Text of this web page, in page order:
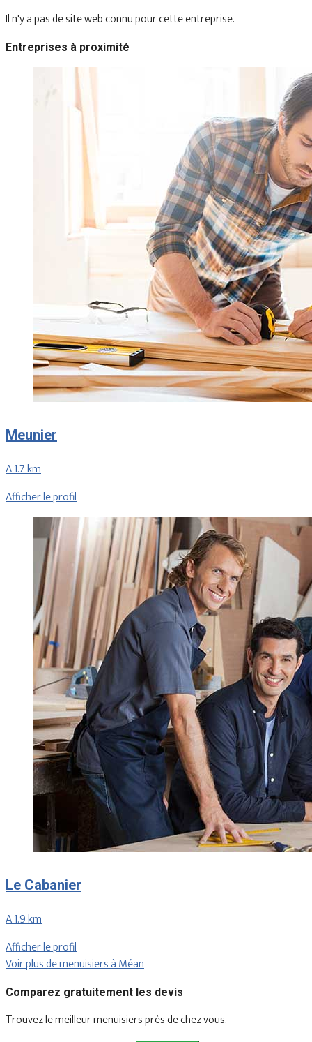
Il n'y a pas de site web connu pour cette entreprise.
Entreprises à proximité
Meunier
A 1.7 km
Afficher le profil
Le Cabanier
A 1.9 km
Afficher le profil
Voir plus de menuisiers à Méan
Comparez gratuitement les devis
Trouvez le meilleur menuisiers près de chez vous.